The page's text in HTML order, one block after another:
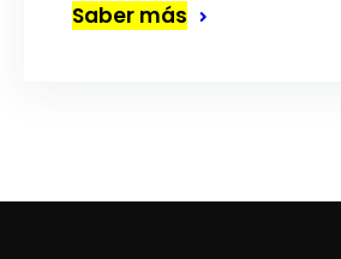
Saber más